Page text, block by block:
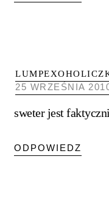
25 WRZEŚNIA
sweter jest
ODPOWIEDZ